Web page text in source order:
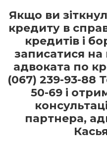
Якщо ви
кредиту в
кредитів і
записатися на
адвоката по
(067) 239-93-88
50-69 і
партнера,